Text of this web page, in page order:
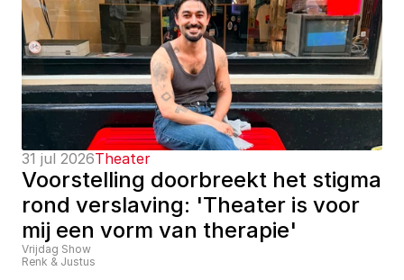
31 jul 2026Theater
Voorstelling doorbreekt het stigma
rond verslaving: 'Theater is voor
mij een vorm van therapie'
Vrijdag Show
Renk & Justus